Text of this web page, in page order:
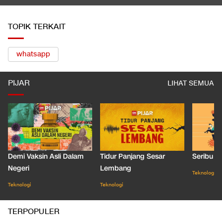
TOPIK TERKAIT
whatsapp
PIJAR LIHAT SEMUA
Demi Vaksin Asli Dalam
Negeri
Teknologi
Tidur Panjang Sesar
Lembang
Teknologi
Seribu
Teknologi
TERPOPULER